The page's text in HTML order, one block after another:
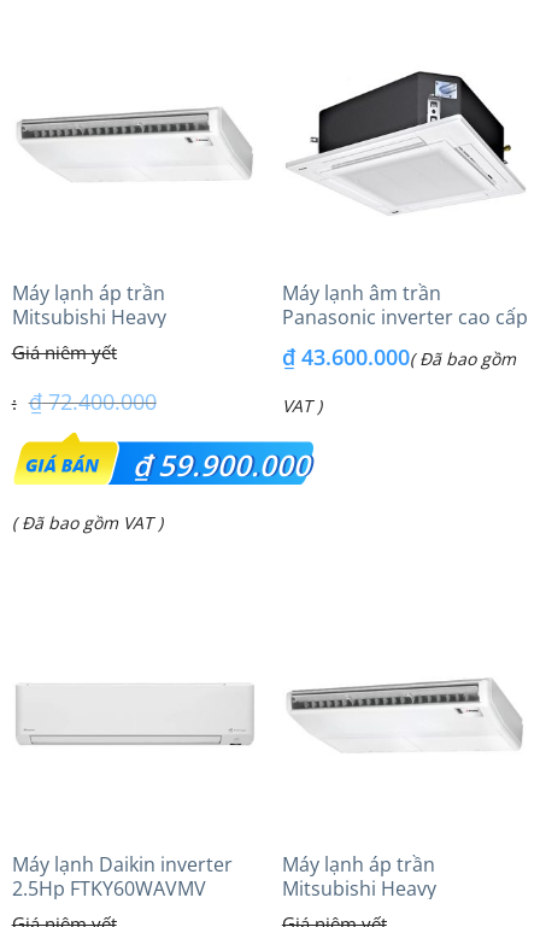
₫ 30.750.000.
₫ 40.600.000.
Máy lạnh áp trần
Mitsubishi Heavy
FDE140VG (6.0Hp) Cao cấp
– 3 Pha
₫72.400.000
Giá
gốc
là:
₫59.900.000
Giá
₫ 59.900.000.
( Đã bao gồm VAT )
Máy lạnh âm trần
Panasonic inverter cao cấp
48PRH1H8 – 3 Pha
₫43.600.000( Đã bao gồm
VAT )
Máy lạnh Daikin inverter
2.5Hp FTKY60WAVMV
Máy lạnh áp trần
Mitsubishi Heavy
FDE125VG (5.0Hp) Cao cấp